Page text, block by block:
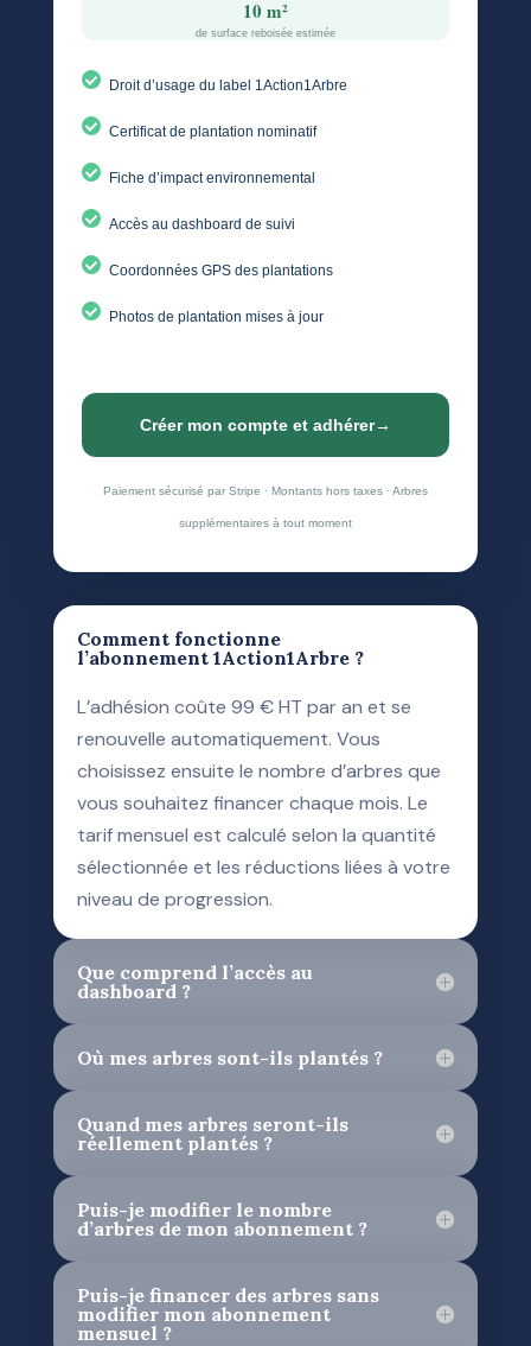
10 m²
de surface reboisée estimée
Droit d’usage du label 1Action1Arbre
Certificat de plantation nominatif
Fiche d’impact environnemental
Accès au dashboard de suivi
Coordonnées GPS des plantations
Photos de plantation mises à jour
Créer mon compte et adhérer→
Paiement sécurisé par Stripe · Montants hors taxes · Arbres
supplémentaires à tout moment
Comment fonctionne
l’abonnement 1Action1Arbre ?
L’adhésion coûte 99 € HT par an et se
renouvelle automatiquement. Vous
choisissez ensuite le nombre d’arbres que
vous souhaitez financer chaque mois. Le
tarif mensuel est calculé selon la quantité
sélectionnée et les réductions liées à votre
niveau de progression.
Que comprend l’accès au
dashboard ?
Où mes arbres sont-ils plantés ?
Quand mes arbres seront-ils
réellement plantés ?
Puis-je modifier le nombre
d’arbres de mon abonnement ?
Puis-je financer des arbres sans
modifier mon abonnement
mensuel ?